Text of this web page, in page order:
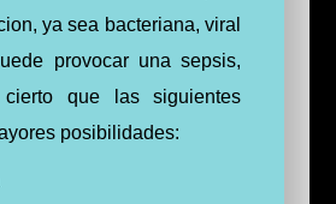
ya sea bacteriana, viral
provocar una sepsis,
que las siguientes
posibilidades: